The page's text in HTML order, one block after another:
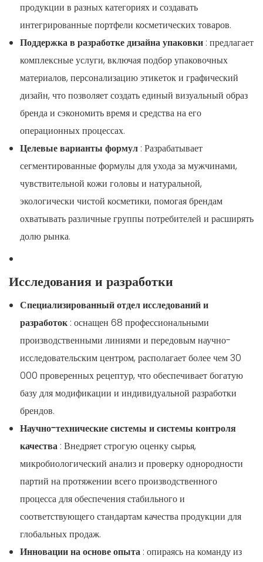
продукции в разных категориях и создавать
интегрированные портфели косметических товаров.
Поддержка в разработке дизайна упаковки : предлагает
комплексные услуги, включая подбор упаковочных
материалов, персонализацию этикеток и графический
дизайн, что позволяет создать единый визуальный образ
бренда и сэкономить время и средства на его
операционных процессах.
Целевые варианты формул : Разрабатывает
сегментированные формулы для ухода за мужчинами,
чувствительной кожи головы и натуральной,
экологически чистой косметики, помогая брендам
охватывать различные группы потребителей и расширять
долю рынка.
Исследования и разработки
Специализированный отдел исследований и
разработок : оснащен 68 профессиональными
производственными линиями и передовым научно-
исследовательским центром, располагает более чем 30
000 проверенных рецептур, что обеспечивает богатую
базу для модификации и индивидуальной разработки
брендов.
Научно-технические системы и системы контроля
качества : Внедряет строгую оценку сырья,
микробиологический анализ и проверку однородности
партий на протяжении всего производственного
процесса для обеспечения стабильного и
соответствующего стандартам качества продукции для
глобальных продаж.
Инновации на основе опыта : опираясь на команду из